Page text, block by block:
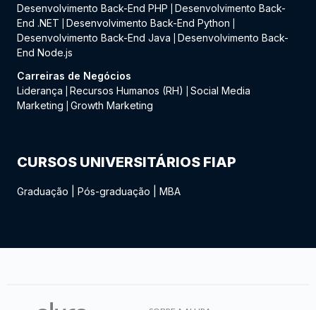
Desenvolvimento Back-End PHP
Desenvolvimento Back-
End .NET
Desenvolvimento Back-End Python
Desenvolvimento Back-End Java
Desenvolvimento Back-
End Node.js
Carreiras de Negócios
Liderança
Recursos Humanos (RH)
Social Media
Marketing
Growth Marketing
CURSOS UNIVERSITÁRIOS FIAP
Graduação Pós-graduação MBA